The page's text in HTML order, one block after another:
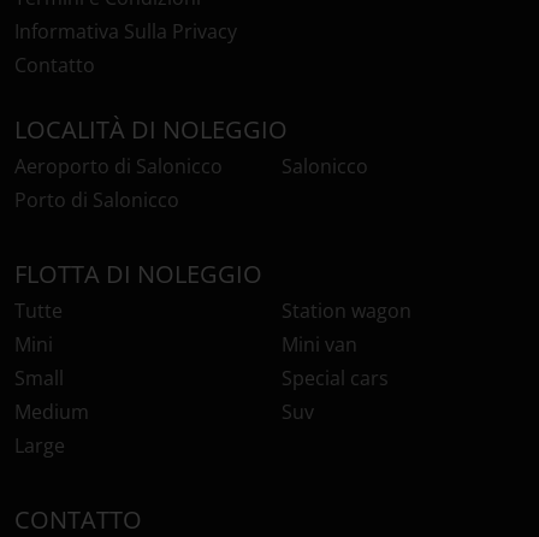
Informativa Sulla Privacy
Contatto
LOCALITÀ DI NOLEGGIO
Aeroporto di Salonicco
Porto di Salonicco
Salonicco
FLOTTA DI NOLEGGIO
Tutte
Mini
Small
Medium
Large
Station wagon
Mini van
Special cars
Suv
CONTATTO